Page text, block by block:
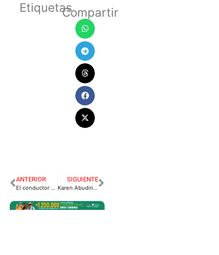
EtiquetasCompartir
ANTERIOR
El conductor borracho que atropelló a cinco ciclistas quedó en libertad
SIGUIENTE
Karen Abudinen pedirá ser reconocida como víctima